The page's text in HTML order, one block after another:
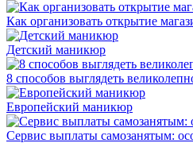
Как организовать открытие
Детский маникюр
8 способов выглядеть
Европейский маникюр
Сервис выплаты самозанятым: